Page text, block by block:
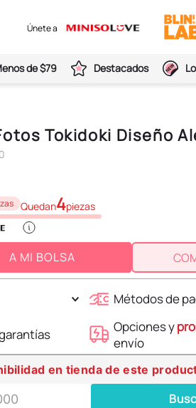
Únete a
de $79 Destacados
Tokidoki Diseño
Quedan4piezas
A MI BOLSA
Métodos de
Opciones y
envío
en tienda de este